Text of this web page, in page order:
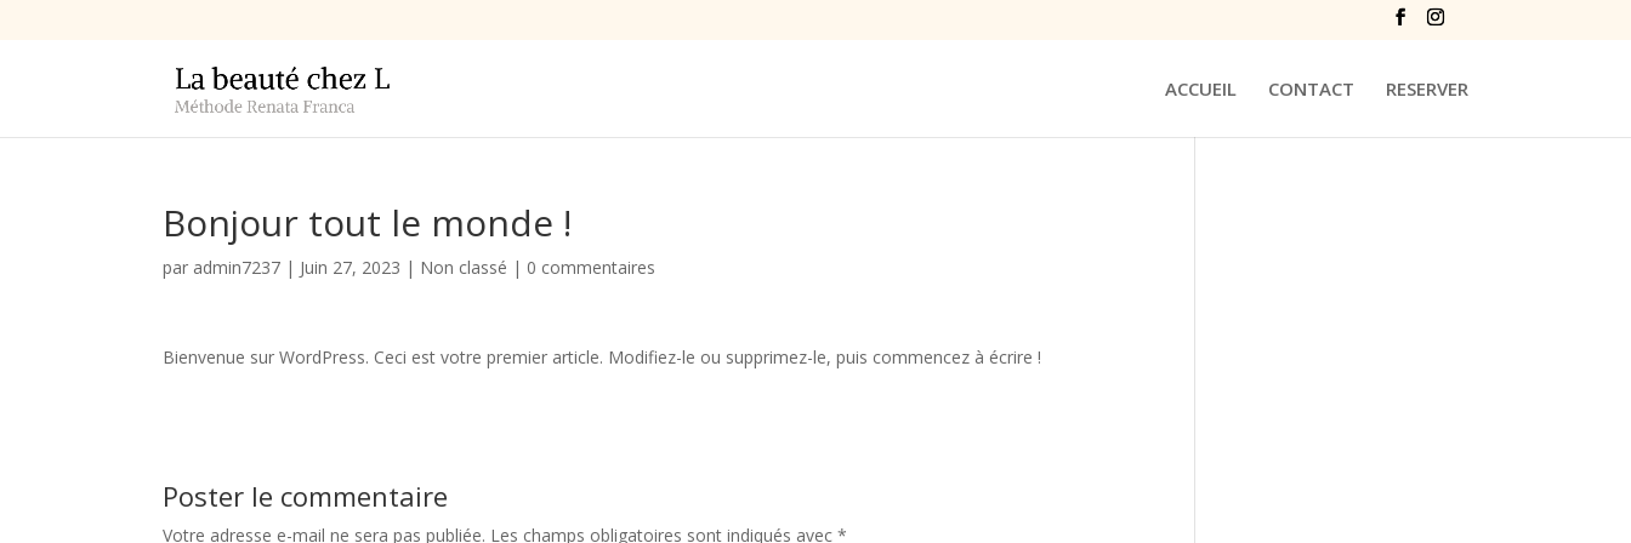
ACCUEIL CONTACT RESERVER
Bonjour tout le monde !
par admin7237 | Juin 27, 2023 | Non classé | 0 commentaires
Bienvenue sur WordPress. Ceci est votre premier article. Modifiez-le ou supprimez-le, puis commencez à écrire !
Poster le commentaire
Votre adresse e-mail ne sera pas publiée. Les champs obligatoires sont indiqués avec*